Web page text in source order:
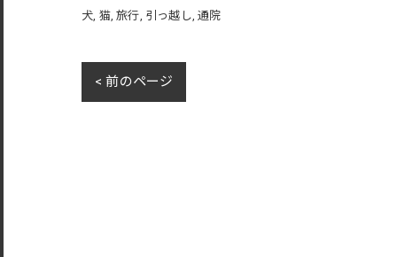
犬 猫 旅行 引っ越し 通院
< 前のページ